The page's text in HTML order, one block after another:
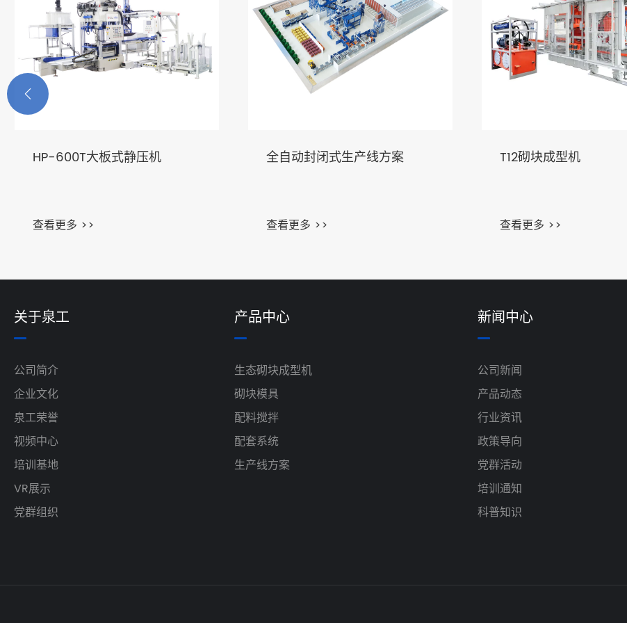
HP-600T大板式静压机
查看更多 >>
全自动封闭式生产线方案
查看更多 >>
T12砌块成型机
查看更多 >>

关于泉工
公司简介
企业文化
泉工荣誉
视频中心
培训基地
VR展示
党群组织
产品中心
生态砌块成型机
砌块模具
配料搅拌
配套系统
生产线方案
新闻中心
公司新闻
产品动态
行业资讯
政策导向
党群活动
培训通知
科普知识